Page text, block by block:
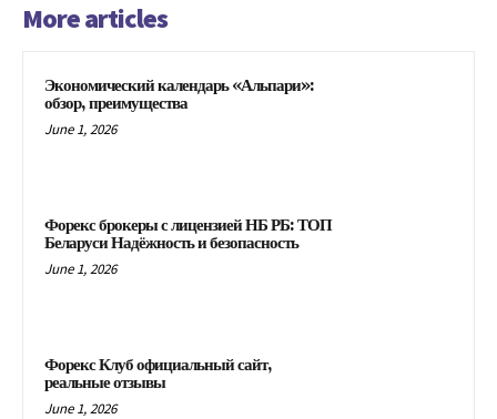
More articles
Экономический календарь «Альпари»:
обзор, преимущества
June 1, 2026
Форекс брокеры с лицензией НБ РБ: ТОП
Беларуси Надёжность и безопасность
June 1, 2026
Форекс Клуб официальный сайт,
реальные отзывы
June 1, 2026